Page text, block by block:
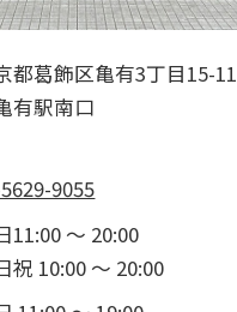
都葛飾区亀有3丁目15-11
有駅南口
9055
11:00 ～ 20:00
祝 10:00 ～ 20:00